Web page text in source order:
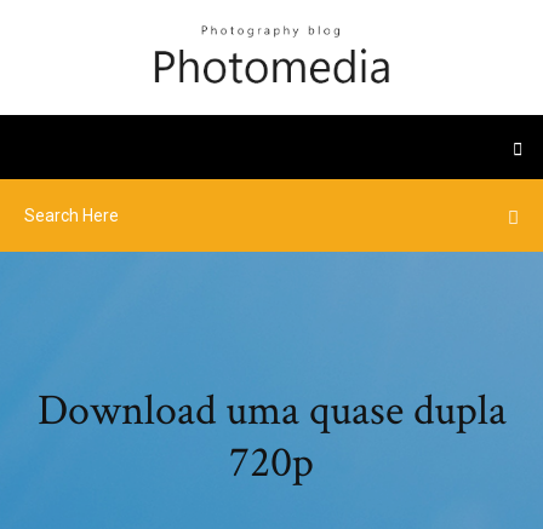
Download uma quase dupla
720p